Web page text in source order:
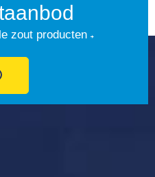
zout producten